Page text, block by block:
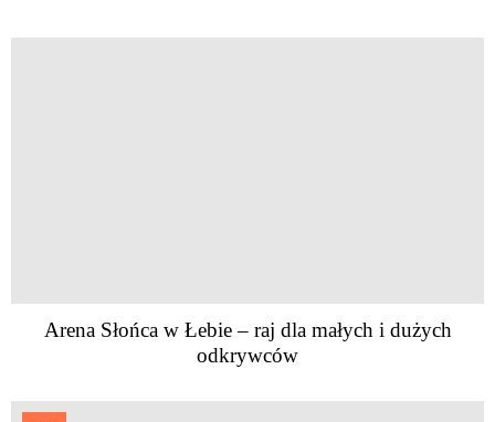
Arena Słońca w Łebie – raj dla małych i dużych
odkrywców